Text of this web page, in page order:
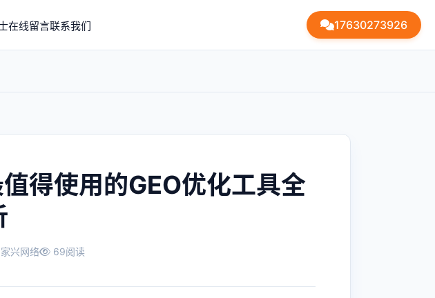
在线留言联系我们 17630273926
得使用的GEO优化工具全
兴网络 69阅读